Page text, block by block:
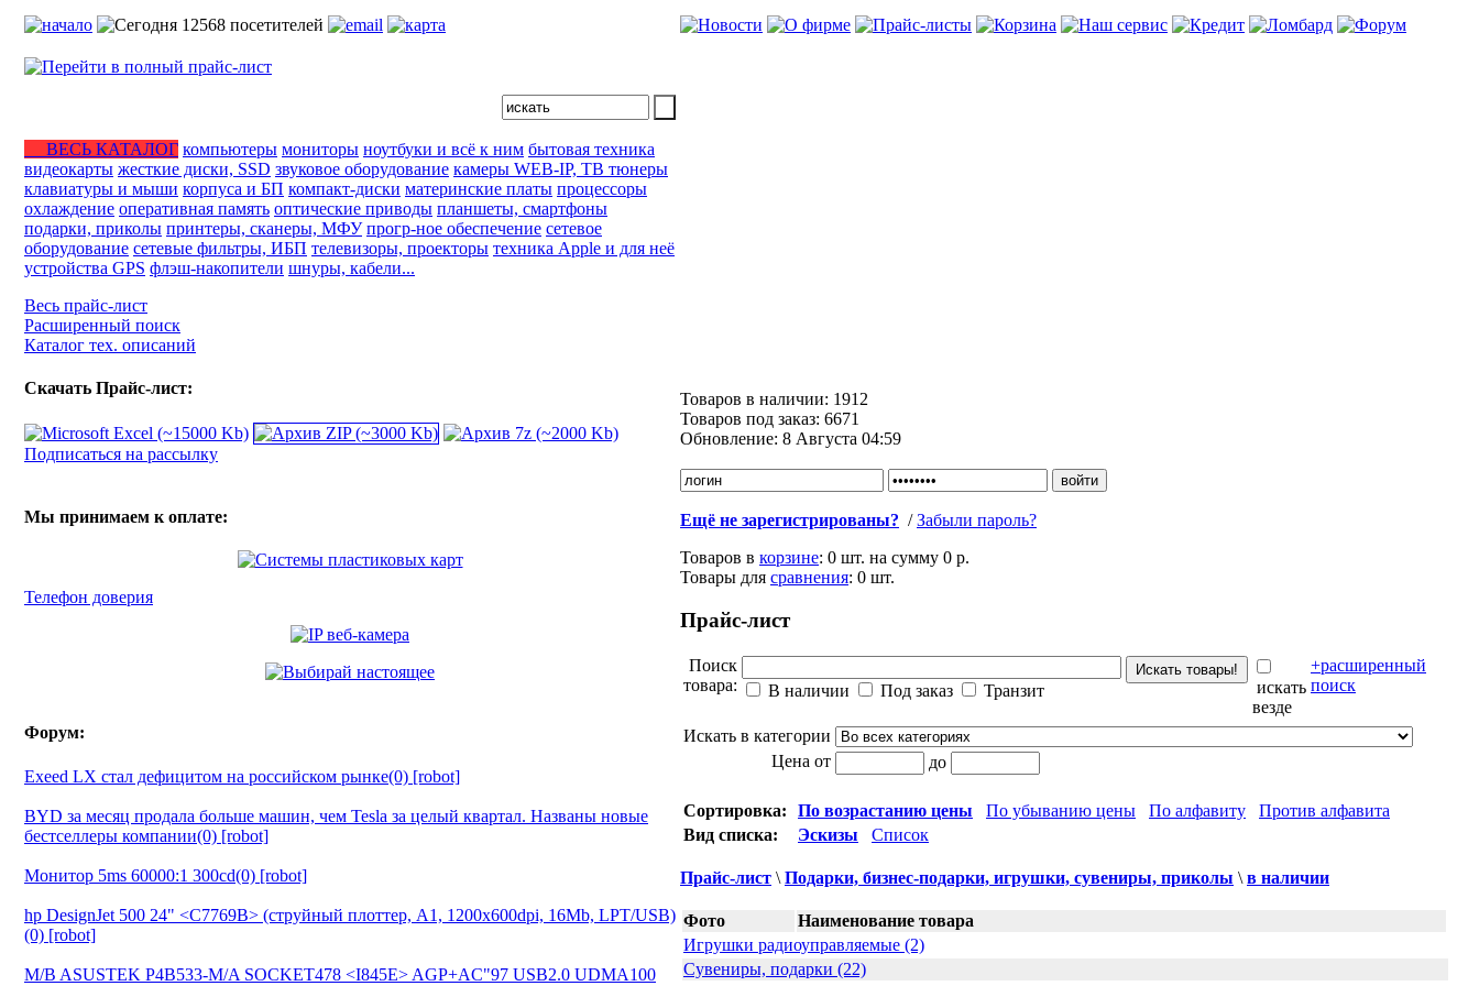
ВЕСЬ КАТАЛОГ компьютеры мониторы ноутбуки и всё к ним бытовая техника
видеокарты жесткие диски, SSD звуковое оборудование камеры WEB-IP, ТВ тюнеры
клавиатуры и мыши корпуса и БП компакт-диски материнские платы процессоры
охлаждение оперативная память оптические приводы планшеты, смартфоны
подарки, приколы принтеры, сканеры, МФУ прогр-ное обеспечение сетевое
оборудование сетевые фильтры, ИБП телевизоры, проекторы техника Apple и для неё
устройства GPS флэш-накопители шнуры, кабели...
Весь прайс-лист
Расширенный поиск
Каталог тех. описаний
Скачать Прайс-лист:
Подписаться на рассылку
Мы принимаем к оплате:
Телефон доверия
Форум:
Exeed LX стал дефицитом на российском рынке(0) [robot]
BYD за месяц продала больше машин, чем Tesla за целый квартал. Названы новые
бестселлеры компании(0) [robot]
Монитор 5ms 60000:1 300cd(0) [robot]
hp DesignJet 500 24" <C7769B> (струйный плоттер, A1, 1200х600dpi, 16Mb, LPT/USB)
(0) [robot]
M/B ASUSTEK P4B533-M/A SOCKET478 <I845E> AGP+AC"97 USB2.0 UDMA100
Товаров в наличии: 1912
Товаров под заказ: 6671
Обновление: 8 Августа 04:59
Ещё не зарегистрированы? /Забыли пароль?
Товаров в корзине: 0 шт. на сумму 0 р.
Товары для сравнения: 0 шт.
Прайс-лист
Поиск
товара:
В наличии Под заказ Транзит
искать
везде
+расширенный
поиск
Искать в категории
Цена от
до
Сортировка: По возрастанию цены По убыванию цены По алфавиту
Против алфавита
Вид списка:
Эскизы Список
Прайс-лист \Подарки, бизнес-подарки, игрушки, сувениры, приколы \в наличии
Фото
Наименование товара
Игрушки радиоуправляемые (2)
Сувениры, подарки (22)